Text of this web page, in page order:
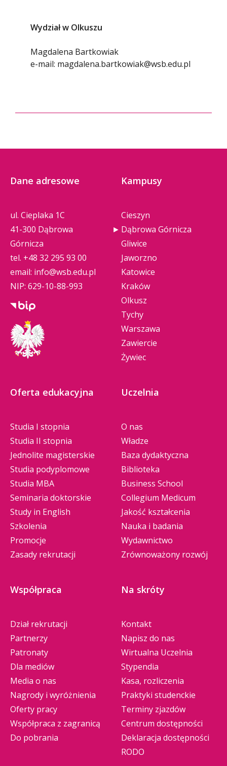
Wydział w Olkuszu
Magdalena Bartkowiak
e-mail: magdalena.bartkowiak@wsb.edu.pl
Dane adresowe
ul. Cieplaka 1C
41-300 Dąbrowa
Górnicza
tel. +48 32 295 93 00
email: info@wsb.edu.pl
NIP: 629-10-88-993
Kampusy
Cieszyn
Dąbrowa Górnicza
Gliwice
Jaworzno
Katowice
Kraków
Olkusz
Tychy
Warszawa
Zawiercie
Żywiec
Oferta edukacyjna
Studia I stopnia
Studia II stopnia
Jednolite magisterskie
Studia podyplomowe
Studia MBA
Seminaria doktorskie
Study in English
Szkolenia
Promocje
Zasady rekrutacji
Uczelnia
O nas
Władze
Baza dydaktyczna
Biblioteka
Business School
Collegium Medicum
Jakość kształcenia
Nauka i badania
Wydawnictwo
Zrównoważony rozwój
Współpraca
Dział rekrutacji
Partnerzy
Patronaty
Dla mediów
Media o nas
Nagrody i wyróżnienia
Oferty pracy
Współpraca z zagranicą
Do pobrania
Na skróty
Kontakt
Napisz do nas
Wirtualna Uczelnia
Stypendia
Kasa, rozliczenia
Praktyki studenckie
Terminy zjazdów
Centrum dostępności
Deklaracja dostępności
RODO